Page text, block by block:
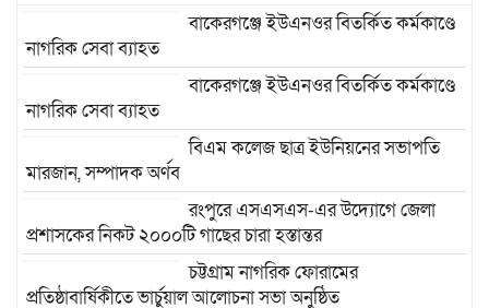
বাকেরগঞ্জে ইউএনওর বিতর্কিত কর্মকাণ্ডে
নাগরিক সেবা ব্যাহত
বাকেরগঞ্জে ইউএনওর বিতর্কিত কর্মকাণ্ডে
নাগরিক সেবা ব্যাহত
বিএম কলেজ ছাত্র ইউনিয়নের সভাপতি
মারজান, সম্পাদক অর্ণব
রংপুরে এসএসএস-এর উদ্যোগে জেলা
প্রশাসকের নিকট ২০০০টি গাছের চারা হস্তান্তর
চট্টগ্রাম নাগরিক ফোরামের
প্রতিষ্ঠাবার্ষিকীতে ভার্চুয়াল আলোচনা সভা অনুষ্ঠিত